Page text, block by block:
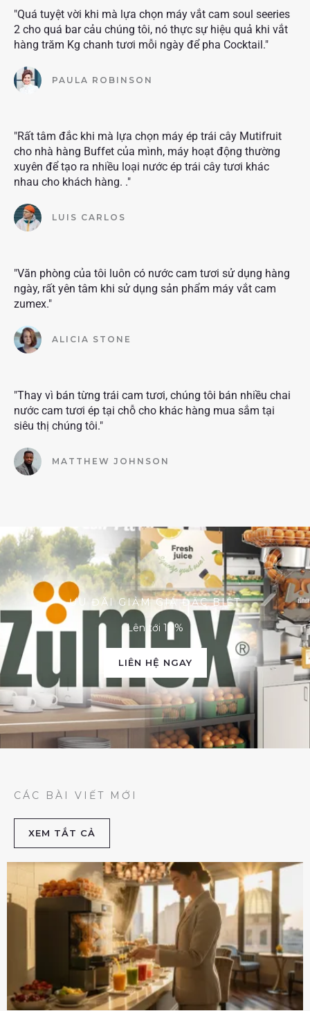
"Quá tuyệt vời khi mà lựa chọn máy vắt cam soul seeries
2 cho quá bar cảu chúng tôi, nó thực sự hiệu quả khi vắt
hàng trăm Kg chanh tươi mỗi ngày để pha Cocktail."
PAULA ROBINSON
"Rất tâm đắc khi mà lựa chọn máy ép trái cây Mutifruit
cho nhà hàng Buffet của mình, máy hoạt động thường
xuyên để tạo ra nhiều loại nước ép trái cây tươi khác
nhau cho khách hàng. ."
LUIS CARLOS
"Văn phòng của tôi luôn có nước cam tươi sử dụng hàng
ngày, rất yên tâm khi sử dụng sản phẩm máy vắt cam
zumex."
ALICIA STONE
"Thay vì bán từng trái cam tươi, chúng tôi bán nhiều chai
nước cam tươi ép tại chỗ cho khác hàng mua sắm tại
siêu thị chúng tôi."
MATTHEW JOHNSON
ƯU ĐÃI GIẢM GIÁ ĐẶC BIỆT
Lên tới 10%
LIÊN HỆ NGAY
CÁC BÀI VIẾT MỚI
XEM TẮT CẢ